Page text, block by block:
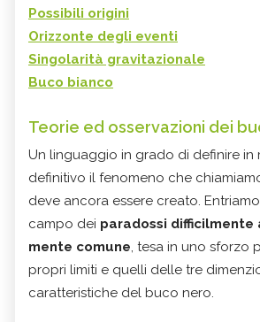
Possibili origini
Orizzonte degli eventi
Singolarità gravitazionale
Buco bianco
Teorie ed osservazioni dei
Un linguaggio in grado di definire in
definitivo il fenomeno che
deve ancora essere creato.
campo dei paradossi
mente comune, tesa in uno sforzo
propri limiti e quelli delle tre
caratteristiche del buco nero.